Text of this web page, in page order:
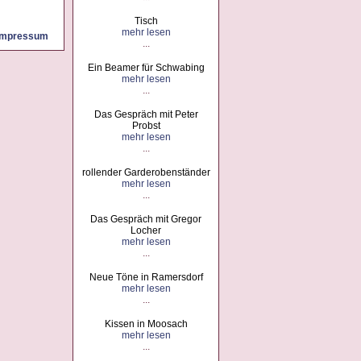
Vernissage in
mehr lesen
Italien
mehr lesen
Sonnige
Osterzeit
mehr lesen
Am Westkreuz
Ausstellung
mehr lesen
mit Peter Probst
Das Gespräch
mit Peter
Probst
mehr lesen
abonnieren abbestellen
Tisch
mehr lesen
...
Ein Beamer für Schwabing
mehr lesen
...
Das Gespräch mit Peter
Probst
mehr lesen
...
rollender Garderobenständer
mehr lesen
...
Das Gespräch mit Gregor
Locher
mehr lesen
...
Neue Töne in Ramersdorf
mehr lesen
...
Kissen in Moosach
mehr lesen
...